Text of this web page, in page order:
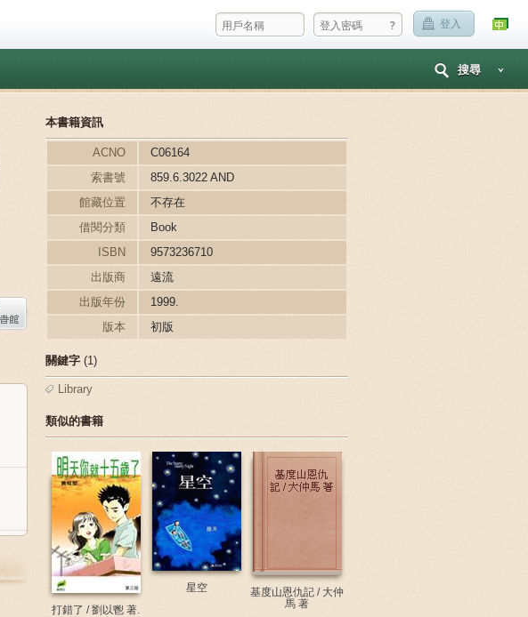
? 登入
搜尋
本書籍資訊
ACNO
C06164
索書號
859.6.3022 AND
館藏位置
不存在
借閱分類
Book
ISBN
9573236710
出版商
遠流
出版年份
1999.
版本
初版
關鍵字 (1)
Library
類似的書籍
打錯了 / 劉以鬯 著.
星空
基度山恩仇記 / 大仲
馬 著